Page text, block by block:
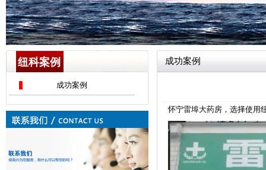
纽科案例
成功案例
成功案例
怀宁雷埠大药房，选择使用